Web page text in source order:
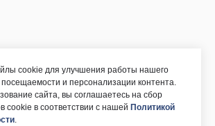
cookie для улучшения работы нашего
посещаемости и персонализации контента.
сайта, вы соглашаетесь на сбор
cookie в соответствии с нашей Политикой
.